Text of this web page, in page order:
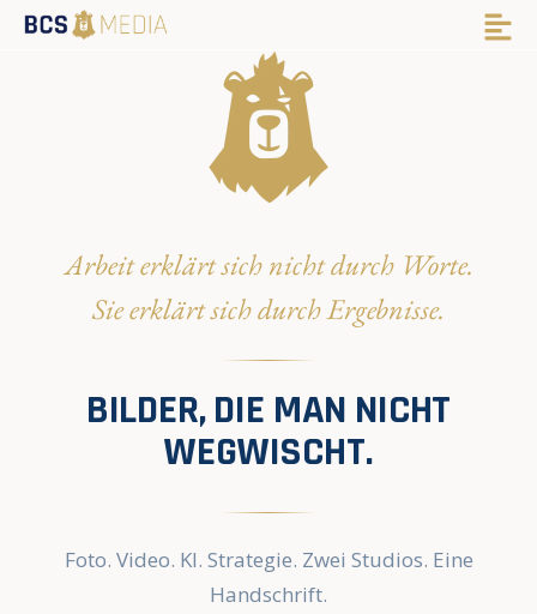
Arbeit erklärt sich nicht durch Worte.
Sie erklärt sich durch Ergebnisse.
BILDER, DIE MAN NICHT
WEGWISCHT.
Foto. Video. KI. Strategie. Zwei Studios. Eine
Handschrift.